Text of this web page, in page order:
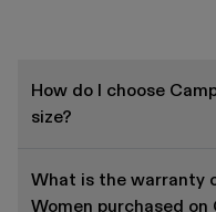
How do I choose
size?
What is the warranty
Women purchased on